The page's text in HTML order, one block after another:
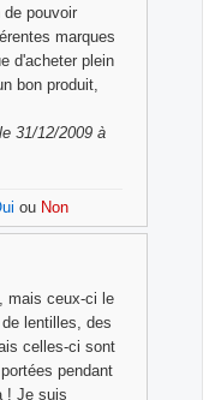
pouvoir
marques
d'acheter plein
bon produit,
31/12/2009 à
ou Non
mais ceux-ci le
lentilles, des
celles-ci sont
pendant
! Je suis